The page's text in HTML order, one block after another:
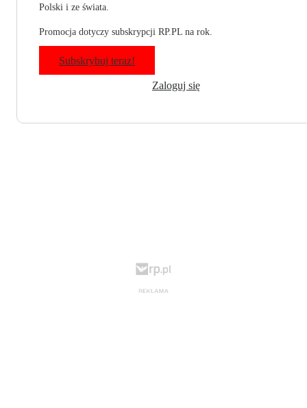
Polski i ze świata.
Promocja dotyczy subskrypcji RP.PL na rok.
Subskrybuj teraz!
Zaloguj się